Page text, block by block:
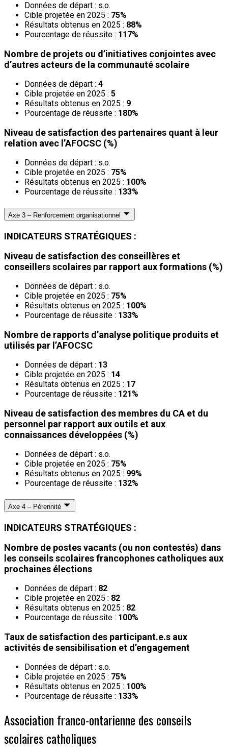
Données de départ : s.o.
Cible projetée en 2025 : 75%
Résultats obtenus en 2025 : 88%
Pourcentage de réussite : 117%
Nombre de projets ou d’initiatives conjointes avec
d’autres acteurs de la communauté scolaire
Données de départ : 4
Cible projetée en 2025 : 5
Résultats obtenus en 2025 : 9
Pourcentage de réussite : 180%
Niveau de satisfaction des partenaires quant à leur
relation avec l’AFOCSC (%)
Données de départ : s.o.
Cible projetée en 2025 : 75%
Résultats obtenus en 2025 : 100%
Pourcentage de réussite : 133%
Axe 3 – Renforcement organisationnel
INDICATEURS STRATÉGIQUES :
Niveau de satisfaction des conseillères et
conseillers scolaires par rapport aux formations (%)
Données de départ : s.o.
Cible projetée en 2025 : 75%
Résultats obtenus en 2025 : 100%
Pourcentage de réussite : 133%
Nombre de rapports d’analyse politique produits et
utilisés par l’AFOCSC
Données de départ : 13
Cible projetée en 2025 : 14
Résultats obtenus en 2025 : 17
Pourcentage de réussite : 121%
Niveau de satisfaction des membres du CA et du
personnel par rapport aux outils et aux
connaissances développées (%)
Données de départ : s.o.
Cible projetée en 2025 : 75%
Résultats obtenus en 2025 : 99%
Pourcentage de réussite : 132%
Axe 4 – Pérennité
INDICATEURS STRATÉGIQUES :
Nombre de postes vacants (ou non contestés) dans
les conseils scolaires francophones catholiques aux
prochaines élections
Données de départ : 82
Cible projetée en 2025 : 82
Résultats obtenus en 2025 : 82
Pourcentage de réussite : 100%
Taux de satisfaction des participant.e.s aux
activités de sensibilisation et d’engagement
Données de départ : s.o.
Cible projetée en 2025 : 75%
Résultats obtenus en 2025 : 100%
Pourcentage de réussite : 133%
Association franco-ontarienne des conseils
scolaires catholiques